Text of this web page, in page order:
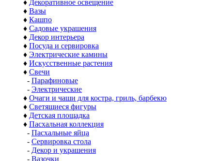
♦ Декоративное освещение
♦ Вазы
♦ Кашпо
♦ Садовые украшения
♦ Декор интерьера
♦ Посуда и сервировка
♦ Электрические камины
♦ Искусственные растения
♦ Свечи
- Парафиновые
- Электрические
♦ Очаги и чаши для костра, гриль, барбекю
♦ Светящиеся фигуры
♦ Детская площадка
♦ Пасхальная коллекция
- Пасхальные яйца
- Сервировка стола
- Декор и украшения
- Вазочки